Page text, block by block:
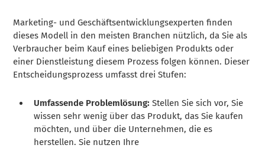
Marketing- und Geschäftsentwicklungsexperten finden
dieses Modell in den meisten Branchen nützlich, da Sie als
Verbraucher beim Kauf eines beliebigen Produkts oder
einer Dienstleistung diesem Prozess folgen können. Dieser
Entscheidungsprozess umfasst drei Stufen:
Umfassende Problemlösung: Stellen Sie sich vor, Sie
wissen sehr wenig über das Produkt, das Sie kaufen
möchten, und über die Unternehmen, die es
herstellen. Sie nutzen Ihre